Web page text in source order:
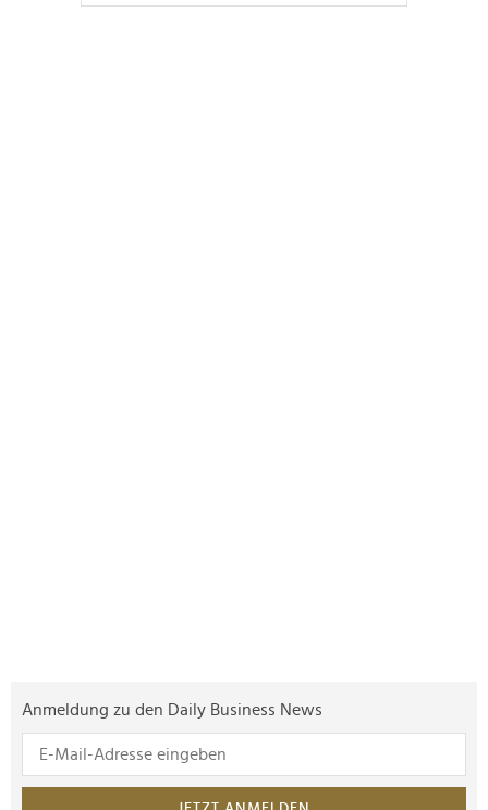
Anmeldung zu den Daily Business News